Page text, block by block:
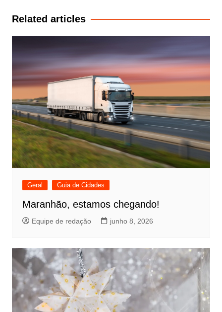
Post
Related articles
Geral Guia de Cidades
Maranhão, estamos chegando!
Equipe de redação junho 8, 2026